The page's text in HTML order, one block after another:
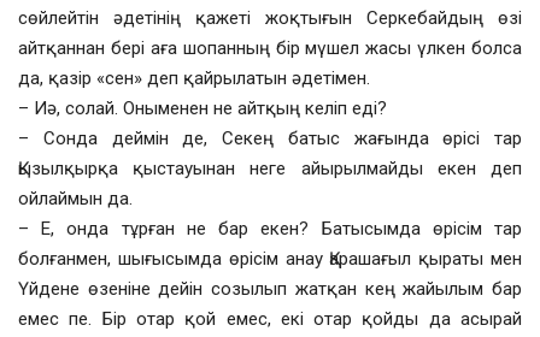
сөйлейтін әдетінің қажеті жоқтығын Серкебайдың өзі
айтқаннан бері аға шопанның бір мүшел жасы үлкен болса
да, қазір «сен» деп қайрылатын әдетімен.
– Иә, солай. Оныменен не айтқың келіп еді?
– Сонда деймін де, Секең батыс жағында өрісі тар
Қызылқырқа қыстауынан неге айырылмайды екен деп
ойлаймын да.
– Е, онда тұрған не бар екен? Батысымда өрісім тар
болғанмен, шығысымда өрісім анау Қарашағыл қыраты мен
Үйдене өзеніне дейін созылып жатқан кең жайылым бар
емес пе. Бір отар қой емес, екі отар қойды да асырай